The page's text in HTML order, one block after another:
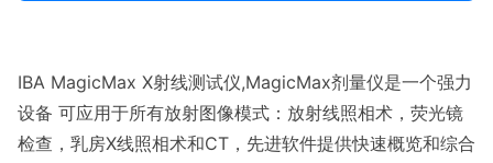
IBA MagicMax X射线测试仪,MagicMax剂量仪是一个强力
设备 可应用于所有放射图像模式：放射线照相术，荧光镜
检查，乳房X线照相术和CT，先进软件提供快速概览和综合